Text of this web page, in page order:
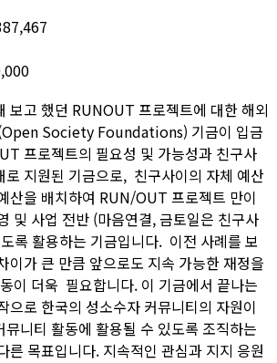
보고 했던 RUNOUT 프로젝트에 대한 해외
Society Foundations) 기금이 입금
프로젝트의 필요성 및 가능성과 친구사
로 지원된 기금으로, 친구사이의 자체 예산
산을 배치하여 RUN/OUT 프로젝트 만이
및 사업 전반 (마음연결, 금토일은 친구사
록 활용하는 기금입니다. 이전 사례를 보
이가 큰 만큼 앞으로도 지속 가능한 재정을
이 더욱 필요합니다. 이 기금에서 끝나는
으로 한국의 성소수자 커뮤니티의 자원이
니티 활동에 활용될 수 있도록 조직하는
른 목표입니다. 지속적인 관심과 지지 응원